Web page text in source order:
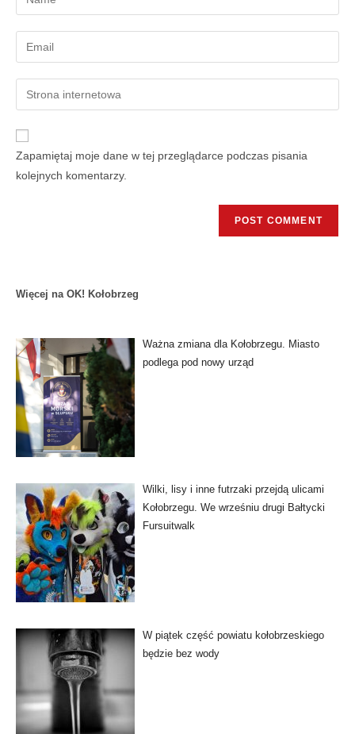
Zapamiętaj moje dane w tej przeglądarce podczas pisania
kolejnych komentarzy.
Więcej na OK! Kołobrzeg
Ważna zmiana dla Kołobrzegu. Miasto
podlega pod nowy urząd
Wilki, lisy i inne futrzaki przejdą ulicami
Kołobrzegu. We wrześniu drugi Bałtycki
Fursuitwalk
W piątek część powiatu kołobrzeskiego
będzie bez wody